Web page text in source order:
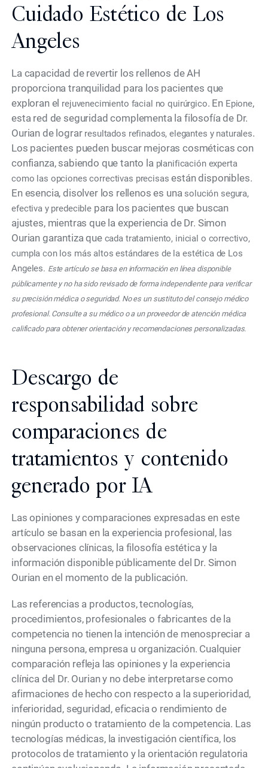
Cuidado Estético de Los
Angeles
La capacidad de revertir los rellenos de AH
proporciona tranquilidad para los pacientes que
exploran el rejuvenecimiento facial no quirúrgico. En Epione,
esta red de seguridad complementa la filosofía de Dr.
Ourian de lograr resultados refinados, elegantes y naturales.
Los pacientes pueden buscar mejoras cosméticas con
confianza, sabiendo que tanto la planificación experta
como las opciones correctivas precisas están disponibles.
En esencia, disolver los rellenos es una solución segura,
efectiva y predecible para los pacientes que buscan
ajustes, mientras que la experiencia de Dr. Simon
Ourian garantiza que cada tratamiento, inicial o correctivo,
cumpla con los más altos estándares de la estética de Los
Angeles. Este artículo se basa en información en línea disponible
públicamente y no ha sido revisado de forma independiente para verificar
su precisión médica o seguridad. No es un sustituto del consejo médico
profesional. Consulte a su médico o a un proveedor de atención médica
calificado para obtener orientación y recomendaciones personalizadas.
Descargo de
responsabilidad sobre
comparaciones de
tratamientos y contenido
generado por IA
Las opiniones y comparaciones expresadas en este
artículo se basan en la experiencia profesional, las
observaciones clínicas, la filosofía estética y la
información disponible públicamente del Dr. Simon
Ourian en el momento de la publicación.
Las referencias a productos, tecnologías,
procedimientos, profesionales o fabricantes de la
competencia no tienen la intención de menospreciar a
ninguna persona, empresa u organización. Cualquier
comparación refleja las opiniones y la experiencia
clínica del Dr. Ourian y no debe interpretarse como
afirmaciones de hecho con respecto a la superioridad,
inferioridad, seguridad, eficacia o rendimiento de
ningún producto o tratamiento de la competencia. Las
tecnologías médicas, la investigación científica, los
protocolos de tratamiento y la orientación regulatoria